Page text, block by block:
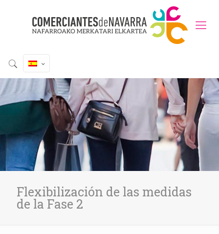
Flexibilización de las medidas
de la Fase 2